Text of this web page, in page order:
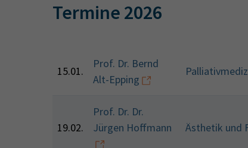
Termine 2026
15.01.
Prof. Dr. Bernd
Alt-Epping
19.02.
Prof. Dr. Dr.
Jürgen Hoffmann
Ästhetik und